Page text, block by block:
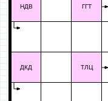
НДВ
ДКД
ГГТ
ТЛЦ